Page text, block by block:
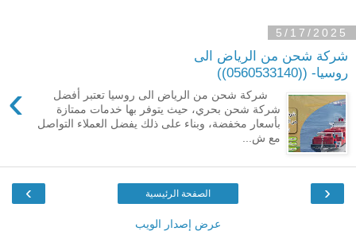
5/17/2025
شركة شحن من الرياض الى
روسيا- ((0560533140))
›
شركة شحن من الرياض الى روسيا تعتبر أفضل
شركة شحن بحري، حيث يتوفر بها خدمات ممتازة
بأسعار مخفضة، وبناء على ذلك يفضل العملاء التواصل
مع ش...
‹
› الصفحة الرئيسية
عرض إصدار الويب